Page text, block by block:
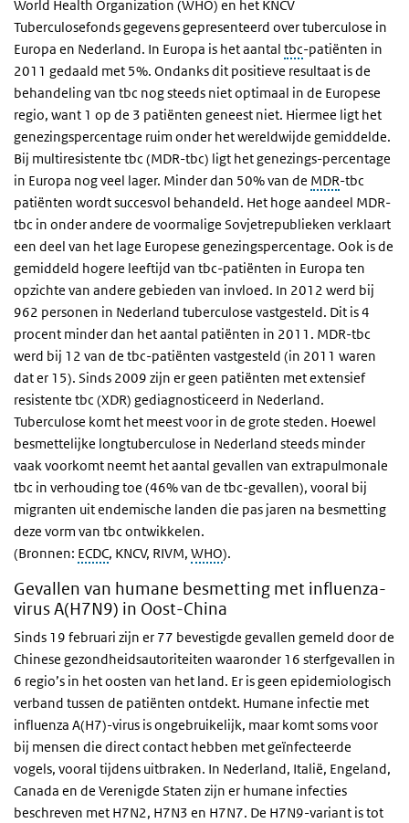
World Health Organization (WHO) en het KNCV
Tuberculosefonds gegevens gepresenteerd over tuberculose in
Europa en Nederland. In Europa is het aantal tbc-patiënten in
2011 gedaald met 5%. Ondanks dit positieve resultaat is de
behandeling van tbc nog steeds niet optimaal in de Europese
regio, want 1 op de 3 patiënten geneest niet. Hiermee ligt het
genezingspercentage ruim onder het wereldwijde gemiddelde.
Bij multiresistente tbc (MDR-tbc) ligt het genezings-percentage
in Europa nog veel lager. Minder dan 50% van de MDR-tbc
patiënten wordt succesvol behandeld. Het hoge aandeel MDR-
tbc in onder andere de voormalige Sovjetrepublieken verklaart
een deel van het lage Europese genezingspercentage. Ook is de
gemiddeld hogere leeftijd van tbc-patiënten in Europa ten
opzichte van andere gebieden van invloed. In 2012 werd bij
962 personen in Nederland tuberculose vastgesteld. Dit is 4
procent minder dan het aantal patiënten in 2011. MDR-tbc
werd bij 12 van de tbc-patiënten vastgesteld (in 2011 waren
dat er 15). Sinds 2009 zijn er geen patiënten met extensief
resistente tbc (XDR) gediagnosticeerd in Nederland.
Tuberculose komt het meest voor in de grote steden. Hoewel
besmettelijke longtuberculose in Nederland steeds minder
vaak voorkomt neemt het aantal gevallen van extrapulmonale
tbc in verhouding toe (46% van de tbc-gevallen), vooral bij
migranten uit endemische landen die pas jaren na besmetting
deze vorm van tbc ontwikkelen.
(Bronnen: ECDC, KNCV, RIVM, WHO).
Gevallen van humane besmetting met influenza-
virus A(H7N9) in Oost-China
Sinds 19 februari zijn er 77 bevestigde gevallen gemeld door de
Chinese gezondheidsautoriteiten waaronder 16 sterfgevallen in
6 regio’s in het oosten van het land. Er is geen epidemiologisch
verband tussen de patiënten ontdekt. Humane infectie met
influenza A(H7)-virus is ongebruikelijk, maar komt soms voor
bij mensen die direct contact hebben met geïnfecteerde
vogels, vooral tijdens uitbraken. In Nederland, Italië, Engeland,
Canada en de Verenigde Staten zijn er humane infecties
beschreven met H7N2, H7N3 en H7N7. De H7N9-variant is tot